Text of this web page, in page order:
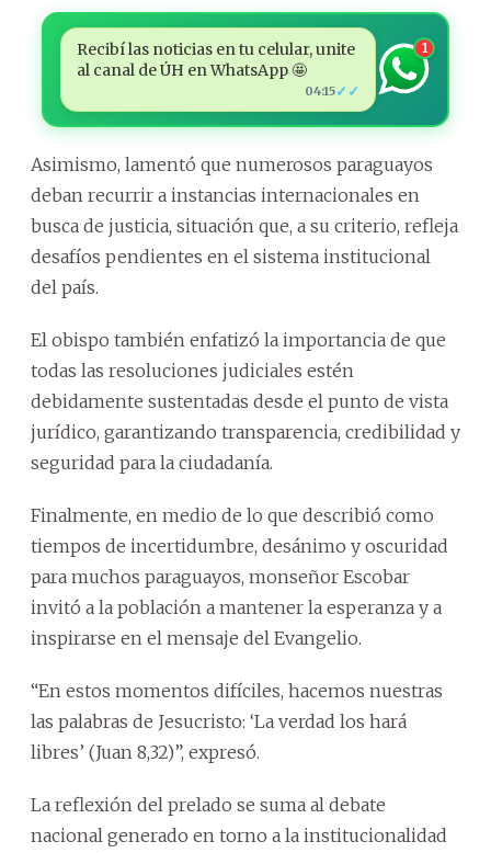
Recibí las noticias en tu celular, unite
al canal de ÚH en WhatsApp 🤩
04:15✓✓
1
Asimismo, lamentó que numerosos paraguayos
deban recurrir a instancias internacionales en
busca de justicia, situación que, a su criterio, refleja
desafíos pendientes en el sistema institucional
del país.
El obispo también enfatizó la importancia de que
todas las resoluciones judiciales estén
debidamente sustentadas desde el punto de vista
jurídico, garantizando transparencia, credibilidad y
seguridad para la ciudadanía.
Finalmente, en medio de lo que describió como
tiempos de incertidumbre, desánimo y oscuridad
para muchos paraguayos, monseñor Escobar
invitó a la población a mantener la esperanza y a
inspirarse en el mensaje del Evangelio.
“En estos momentos difíciles, hacemos nuestras
las palabras de Jesucristo: ‘La verdad los hará
libres’ (Juan 8,32)”, expresó.
La reflexión del prelado se suma al debate
nacional generado en torno a la institucionalidad